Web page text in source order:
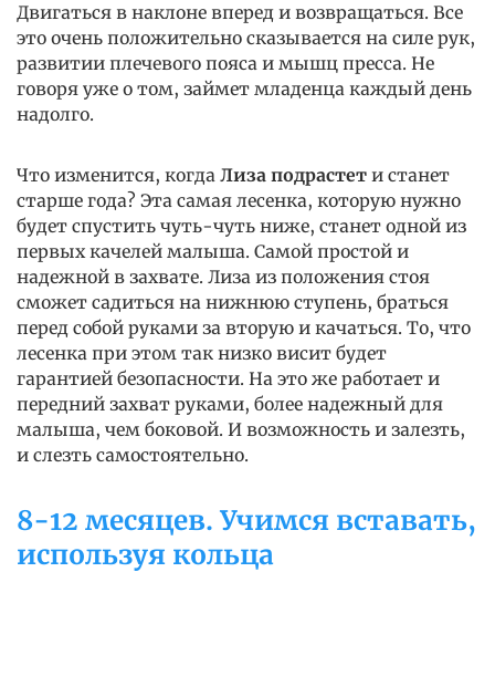
Двигаться в наклоне вперед и возвращаться. Все
это очень положительно сказывается на силе рук,
развитии плечевого пояса и мышц пресса. Не
говоря уже о том, займет младенца каждый день
надолго.
Что изменится, когда Лиза подрастет и станет
старше года? Эта самая лесенка, которую нужно
будет спустить чуть-чуть ниже, станет одной из
первых качелей малыша. Самой простой и
надежной в захвате. Лиза из положения стоя
сможет садиться на нижнюю ступень, браться
перед собой руками за вторую и качаться. То, что
лесенка при этом так низко висит будет
гарантией безопасности. На это же работает и
передний захват руками, более надежный для
малыша, чем боковой. И возможность и залезть,
и слезть самостоятельно.
8-12 месяцев. Учимся вставать,
используя кольца